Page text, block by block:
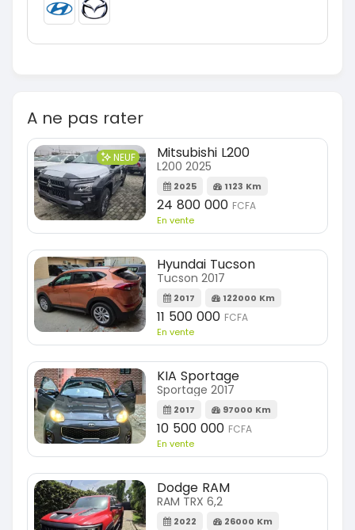
A ne pas rater
NEUF Mitsubishi L200
L200 2025
2025 1123 Km
24 800 000 FCFA
En vente
Hyundai Tucson
Tucson 2017
2017 122000 Km
11 500 000 FCFA
En vente
KIA Sportage
Sportage 2017
2017 97000 Km
10 500 000 FCFA
En vente
Dodge RAM
RAM TRX 6,2
2022 26000 Km